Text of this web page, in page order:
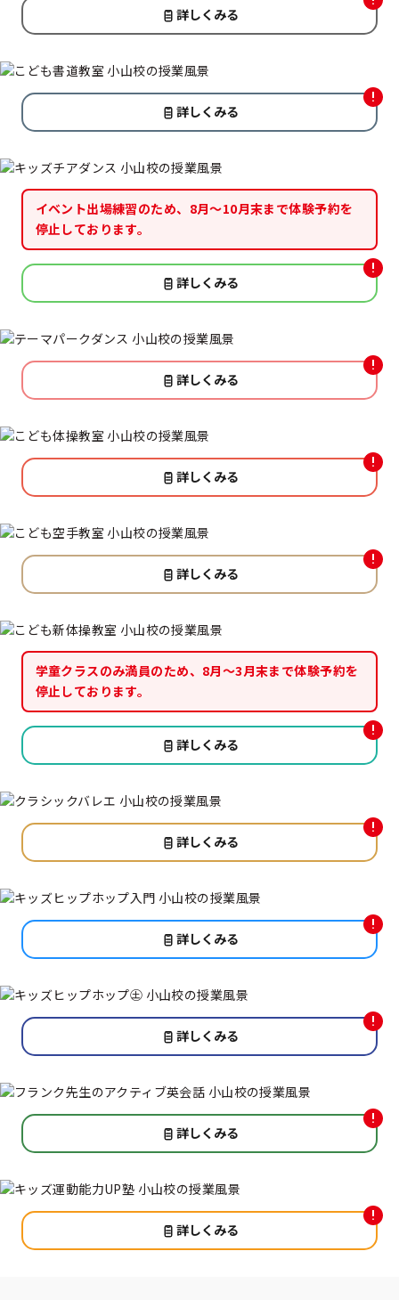
詳しくみる
詳しくみる
イベント出場練習のため、8月〜10月末まで体験予約を
停止しております。
詳しくみる
詳しくみる
詳しくみる
詳しくみる
学童クラスのみ満員のため、8月〜3月末まで体験予約を
停止しております。
詳しくみる
詳しくみる
詳しくみる
詳しくみる
詳しくみる
詳しくみる